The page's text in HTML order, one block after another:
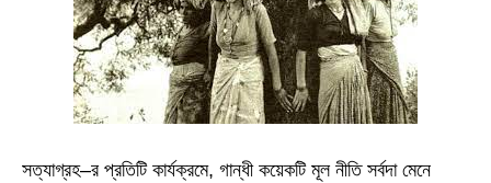
সত্যাগ্রহ–র প্রতিটি কার্যক্রমে, গান্ধী কয়েকটি মূল নীতি সর্বদা মেনে